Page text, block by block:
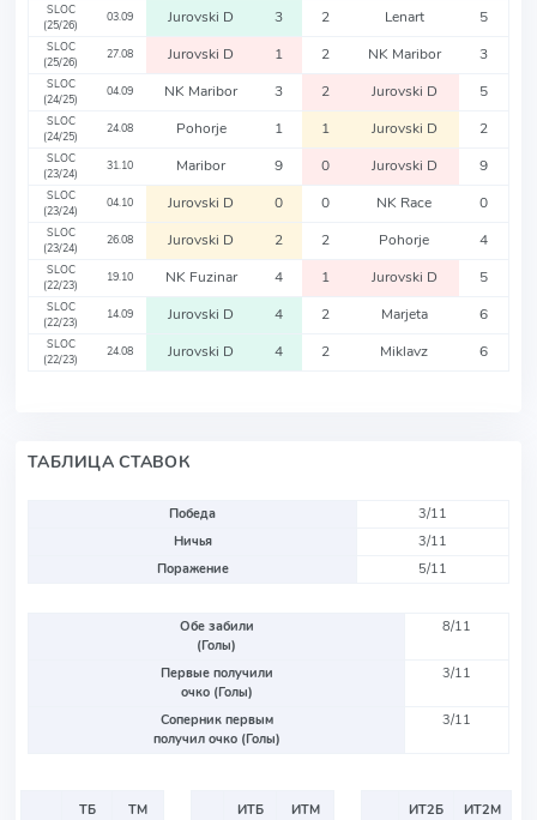
SLOC
(25/26)
03.09 Jurovski D 3 2 Lenart 5
SLOC
(25/26)
27.08 Jurovski D 1 2 NK Maribor 3
SLOC
(24/25)
04.09 NK Maribor 3 2 Jurovski D 5
SLOC
(24/25)
24.08 Pohorje 1 1 Jurovski D 2
SLOC
(23/24)
31.10 Maribor 9 0 Jurovski D 9
SLOC
(23/24)
04.10 Jurovski D 0 0 NK Race 0
SLOC
(23/24)
26.08 Jurovski D 2 2 Pohorje 4
SLOC
(22/23)
19.10 NK Fuzinar 4 1 Jurovski D 5
SLOC
(22/23)
14.09 Jurovski D 4 2 Marjeta 6
SLOC
(22/23)
24.08 Jurovski D 4 2 Miklavz 6
ТАБЛИЦА СТАВОК
Победа
3/11
Ничья
3/11
Поражение
5/11
Обе забили
(Голы)
8/11
Первые получили
очко (Голы)
3/11
Соперник первым
получил очко (Голы)
3/11
ТБ
ТМ
ИТБ
ИТМ
ИТ2Б
ИТ2М